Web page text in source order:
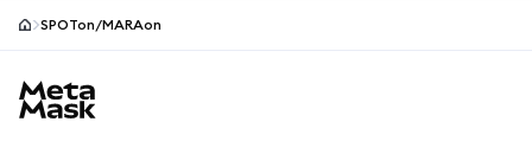
SPOTon/MARAon